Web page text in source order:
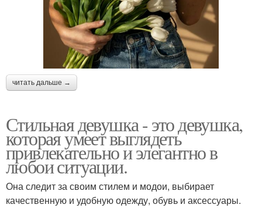
читать дальше →
Стильная девушка - это девушка,
которая умеет выглядеть
привлекательно и элегантно в
любои ситуации.
Она следит за своим стилем и модои, выбирает
качественную и удобную одежду, обувь и аксессуары.